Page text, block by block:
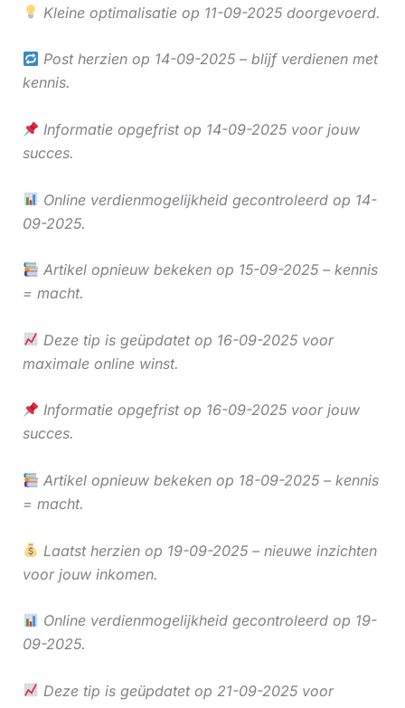
Kleine optimalisatie op 11-09-2025 doorgevoerd.
Post herzien op 14-09-2025 – blijf verdienen met
kennis.
Informatie opgefrist op 14-09-2025 voor jouw
succes.
Online verdienmogelijkheid gecontroleerd op 14-
09-2025.
Artikel opnieuw bekeken op 15-09-2025 – kennis
= macht.
Deze tip is geüpdatet op 16-09-2025 voor
maximale online winst.
Informatie opgefrist op 16-09-2025 voor jouw
succes.
Artikel opnieuw bekeken op 18-09-2025 – kennis
= macht.
Laatst herzien op 19-09-2025 – nieuwe inzichten
voor jouw inkomen.
Online verdienmogelijkheid gecontroleerd op 19-
09-2025.
Deze tip is geüpdatet op 21-09-2025 voor